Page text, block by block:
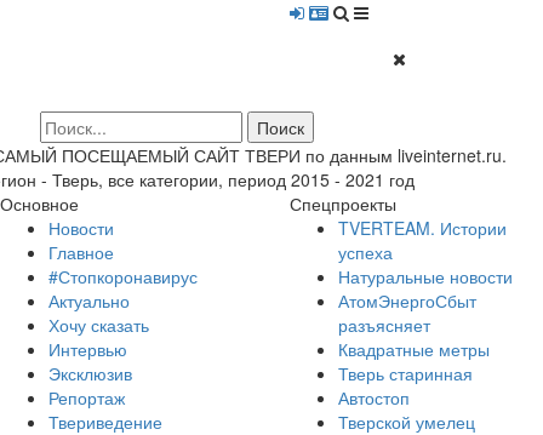
ПОСЕЩАЕМЫЙ САЙТ ТВЕРИ по данным liveinternet.ru.
- Тверь, все категории, период 2015 - 2021 год
Основное
Новости
Главное
#Стопкоронавирус
Актуально
Хочу сказать
Интервью
Эксклюзив
Репортаж
Твериведение
Спецпроекты
TVERTEAM. Истории
успеха
Натуральные новости
АтомЭнергоСбыт
разъясняет
Квадратные метры
Тверь старинная
Автостоп
Тверской умелец